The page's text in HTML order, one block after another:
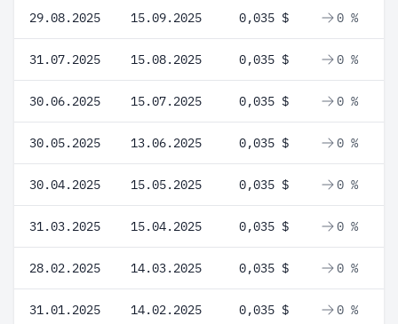
29.08.2025 15.09.2025 0,035 $ 0 %
31.07.2025 15.08.2025 0,035 $ 0 %
30.06.2025 15.07.2025 0,035 $ 0 %
30.05.2025 13.06.2025 0,035 $ 0 %
30.04.2025 15.05.2025 0,035 $ 0 %
31.03.2025 15.04.2025 0,035 $ 0 %
28.02.2025 14.03.2025 0,035 $ 0 %
31.01.2025 14.02.2025 0,035 $ 0 %